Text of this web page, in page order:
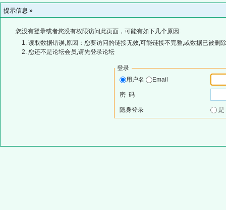
提示信息 »
您没有登录或者您没有权限访问此页面，可能有如下几个原因:
读取数据错误,原因：您要访问的链接无效,可能链接不完整,或数据已被删
您还不是论坛会员,请先登录论坛
登录
用户名
Email
密 码
隐身登录